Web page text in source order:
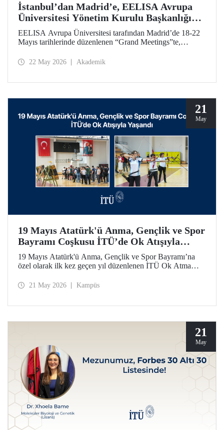
İstanbul’dan Madrid’e, EELISA Avrupa
Üniversitesi Yönetim Kurulu Başkanlığı
Devri
EELISA Avrupa Üniversitesi tarafından Madrid’de 18-22
Mayıs tarihlerinde düzenlenen “Grand Meetings”te,
UPM’e geçti. İTÜ Rektörü Prof. Dr. Hasan Mandal, 6 ay
22 May 2026 Akademik
21
May
19 Mayıs Atatürk'ü Anma, Gençlik ve Spor
Bayramı Coşkusu İTÜ’de Ok Atışıyla
Yaşandı
19 Mayıs Atatürk'ü Anma, Gençlik ve Spor Bayramı’na
özel olarak ilk kez geçen yıl düzenlenen İTÜ Ok Atma
bir araya getirdi.
21 May 2026 Kampüs
21
May